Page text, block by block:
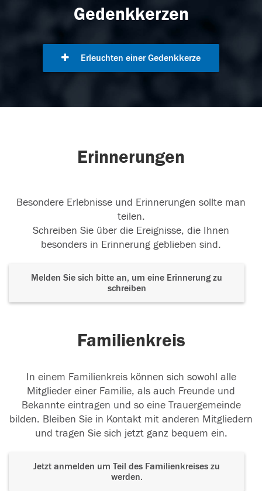
Gedenkkerzen
Erleuchten einer Gedenkkerze
Erinnerungen
Besondere Erlebnisse und Erinnerungen sollte man
teilen.
Schreiben Sie über die Ereignisse, die Ihnen
besonders in Erinnerung geblieben sind.
Melden Sie sich bitte an, um eine Erinnerung zu
schreiben
Familienkreis
In einem Familienkreis können sich sowohl alle
Mitglieder einer Familie, als auch Freunde und
Bekannte eintragen und so eine Trauergemeinde
bilden. Bleiben Sie in Kontakt mit anderen Mitgliedern
und tragen Sie sich jetzt ganz bequem ein.
Jetzt anmelden um Teil des Familienkreises zu
werden.